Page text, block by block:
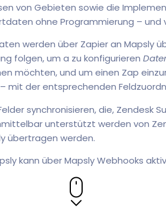
von Gebieten sowie die
ohne Programmierung – und
werden über Zapier an Mapsly
folgen, um a zu konfigurieren
möchten, und um einen Zap
mit der entsprechenden
synchronisieren, die, Zendesk
unterstützt werden von
übertragen werden.
kann über Mapsly Webhooks